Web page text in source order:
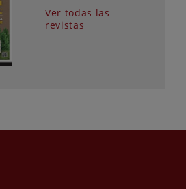
Ver todas las
revistas